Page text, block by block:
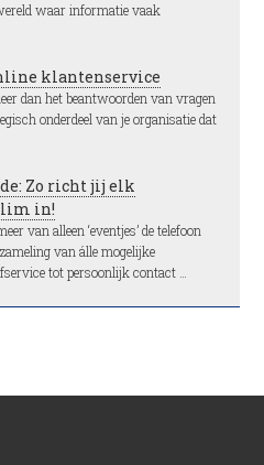
waar informatie vaak
klantenservice
dan het beantwoorden van vragen
onderdeel van je organisatie dat
Zo richt jij elk
in!
van alleen ‘eventjes’ de telefoon
van álle mogelijke
tot persoonlijk contact …